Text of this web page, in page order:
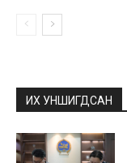
ИХ УНШИГДСАН